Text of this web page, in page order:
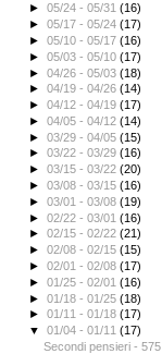
►05/24 - 05/31(16)
►05/17 - 05/24(17)
►05/10 - 05/17(16)
►05/03 - 05/10(17)
►04/26 - 05/03(18)
►04/19 - 04/26(14)
►04/12 - 04/19(17)
►04/05 - 04/12(14)
►03/29 - 04/05(15)
►03/22 - 03/29(16)
►03/15 - 03/22(20)
►03/08 - 03/15(16)
►03/01 - 03/08(19)
►02/22 - 03/01(16)
►02/15 - 02/22(21)
►02/08 - 02/15(15)
►02/01 - 02/08(17)
►01/25 - 02/01(16)
►01/18 - 01/25(18)
►01/11 - 01/18(17)
▼01/04 - 01/11(17)
Secondi pensieri - 575